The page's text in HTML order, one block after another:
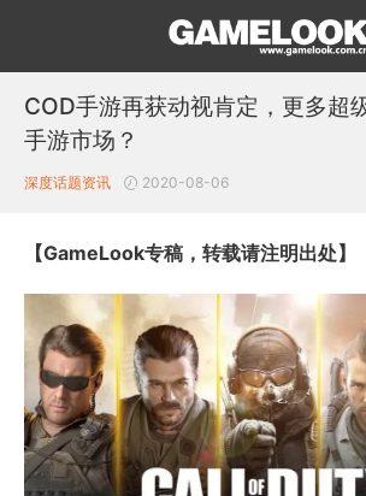
COD手游再获动视肯定，更多超
手游市场？
深度话题资讯 2020-08-06
【GameLook专稿，转载请注明出处】